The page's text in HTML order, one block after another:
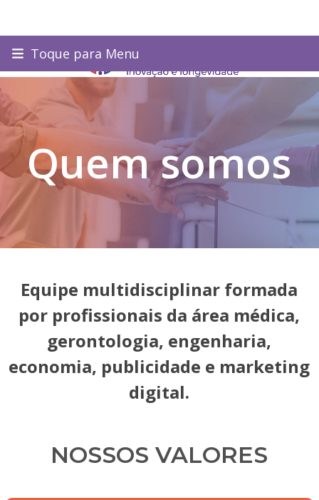
content
Toque para Menu
Quem somos
Equipe multidisciplinar formada
por profissionais da área médica,
gerontologia, engenharia,
economia, publicidade e marketing
digital.
NOSSOS VALORES